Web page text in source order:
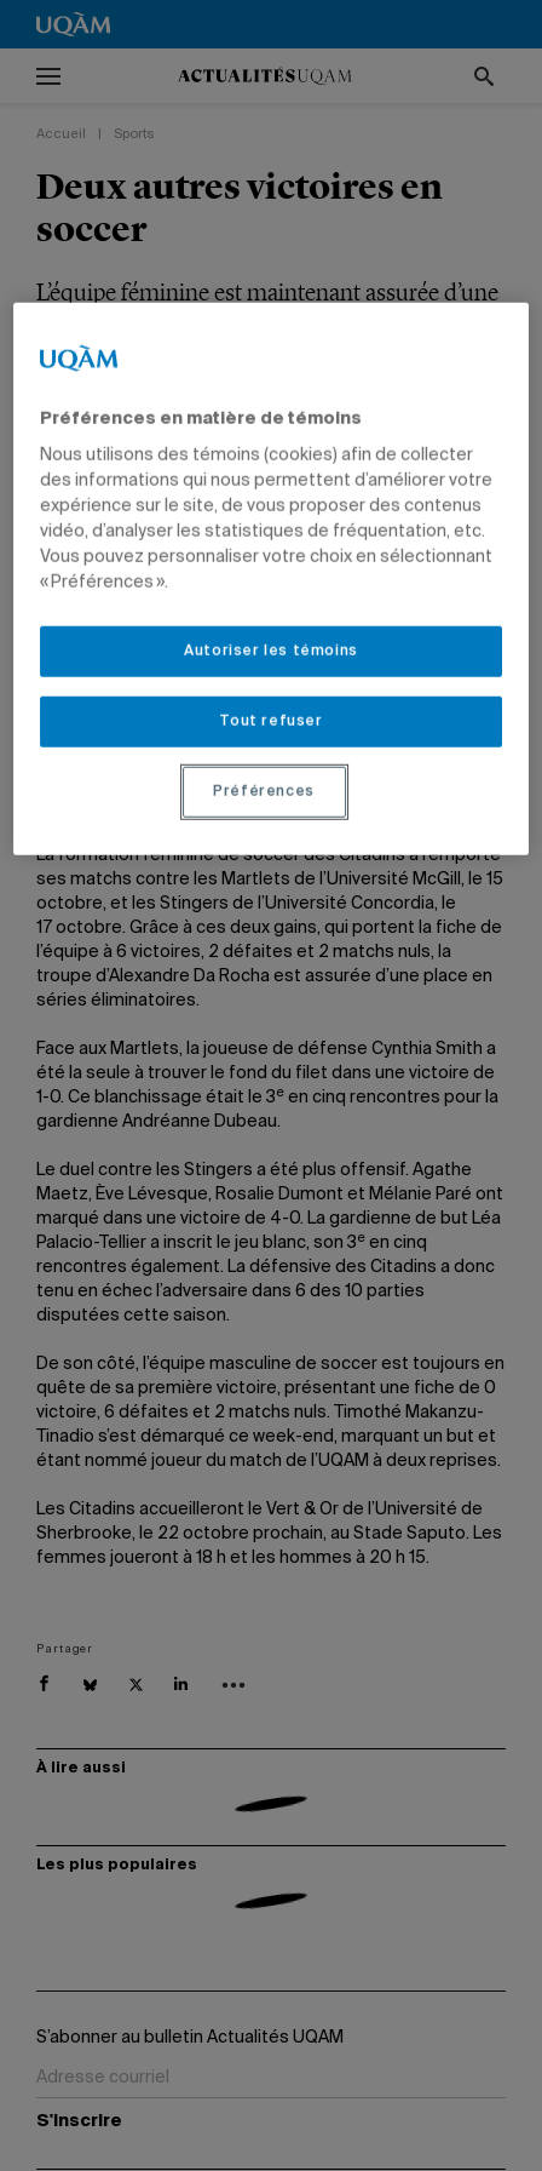
Accueil Sports
Deux autres victoires en
soccer
L’équipe féminine est maintenant assurée d’une
ParJean-François Ducharme
Rosalie Dumont a marqué un but et a été nommé
athlète de la semaine chez les Citadins.
Photo: Carl Rodrigue
La formation féminine de soccer des Citadins a remporté
ses matchs contre les Martlets de l’Université McGill, le 15
octobre, et les Stingers de l’Université Concordia, le
17 octobre. Grâce à ces deux gains, qui portent la fiche de
l’équipe à 6 victoires, 2 défaites et 2 matchs nuls, la
troupe d’Alexandre Da Rocha est assurée d’une place en
séries éliminatoires.
Face aux Martlets, la joueuse de défense Cynthia Smith a
été la seule à trouver le fond du filet dans une victoire de
1-0. Ce blanchissage était le 3 e en cinq rencontres pour la
gardienne Andréanne Dubeau.
Le duel contre les Stingers a été plus offensif. Agathe
Maetz, Ève Lévesque, Rosalie Dumont et Mélanie Paré ont
marqué dans une victoire de 4-0. La gardienne de but Léa
Palacio-Tellier a inscrit le jeu blanc, son 3 e en cinq
rencontres également. La défensive des Citadins a donc
tenu en échec l’adversaire dans 6 des 10 parties
disputées cette saison.
De son côté, l’équipe masculine de soccer est toujours en
quête de sa première victoire, présentant une fiche de 0
victoire, 6 défaites et 2 matchs nuls. Timothé Makanzu-
Tinadio s’est démarqué ce week-end, marquant un but et
étant nommé joueur du match de l’UQAM à deux reprises.
Les Citadins accueilleront le Vert & Or de l’Université de
Sherbrooke, le 22 octobre prochain, au Stade Saputo. Les
femmes joueront à 18 h et les hommes à 20 h 15.
Partager
À lire aussi
Les plus populaires
S’abonner au bulletin Actualités UQAM
S'inscrire
Préférences en matière de témoins
Nous utilisons des témoins (cookies) afin de collecter
des informations qui nous permettent d’améliorer votre
expérience sur le site, de vous proposer des contenus
vidéo, d’analyser les statistiques de fréquentation, etc.
Vous pouvez personnaliser votre choix en sélectionnant
« Préférences ».
Tout refuser
Autoriser les témoins
Préférences